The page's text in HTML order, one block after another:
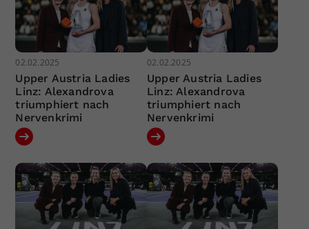
02.02.2025
Upper Austria Ladies
Linz: Alexandrova
triumphiert nach
Nervenkrimi
02.02.2025
Upper Austria Ladies
Linz: Alexandrova
triumphiert nach
Nervenkrimi